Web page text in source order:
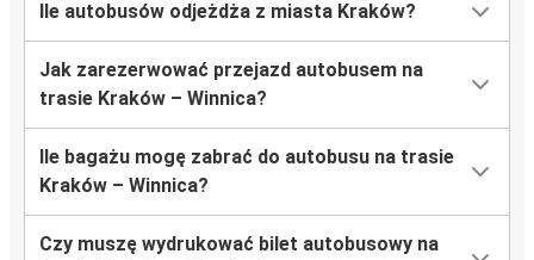
Ile autobusów odjeżdża z miasta Kraków?
Jak zarezerwować przejazd autobusem na
trasie Kraków – Winnica?
Ile bagażu mogę zabrać do autobusu na trasie
Kraków – Winnica?
Czy muszę wydrukować bilet autobusowy na